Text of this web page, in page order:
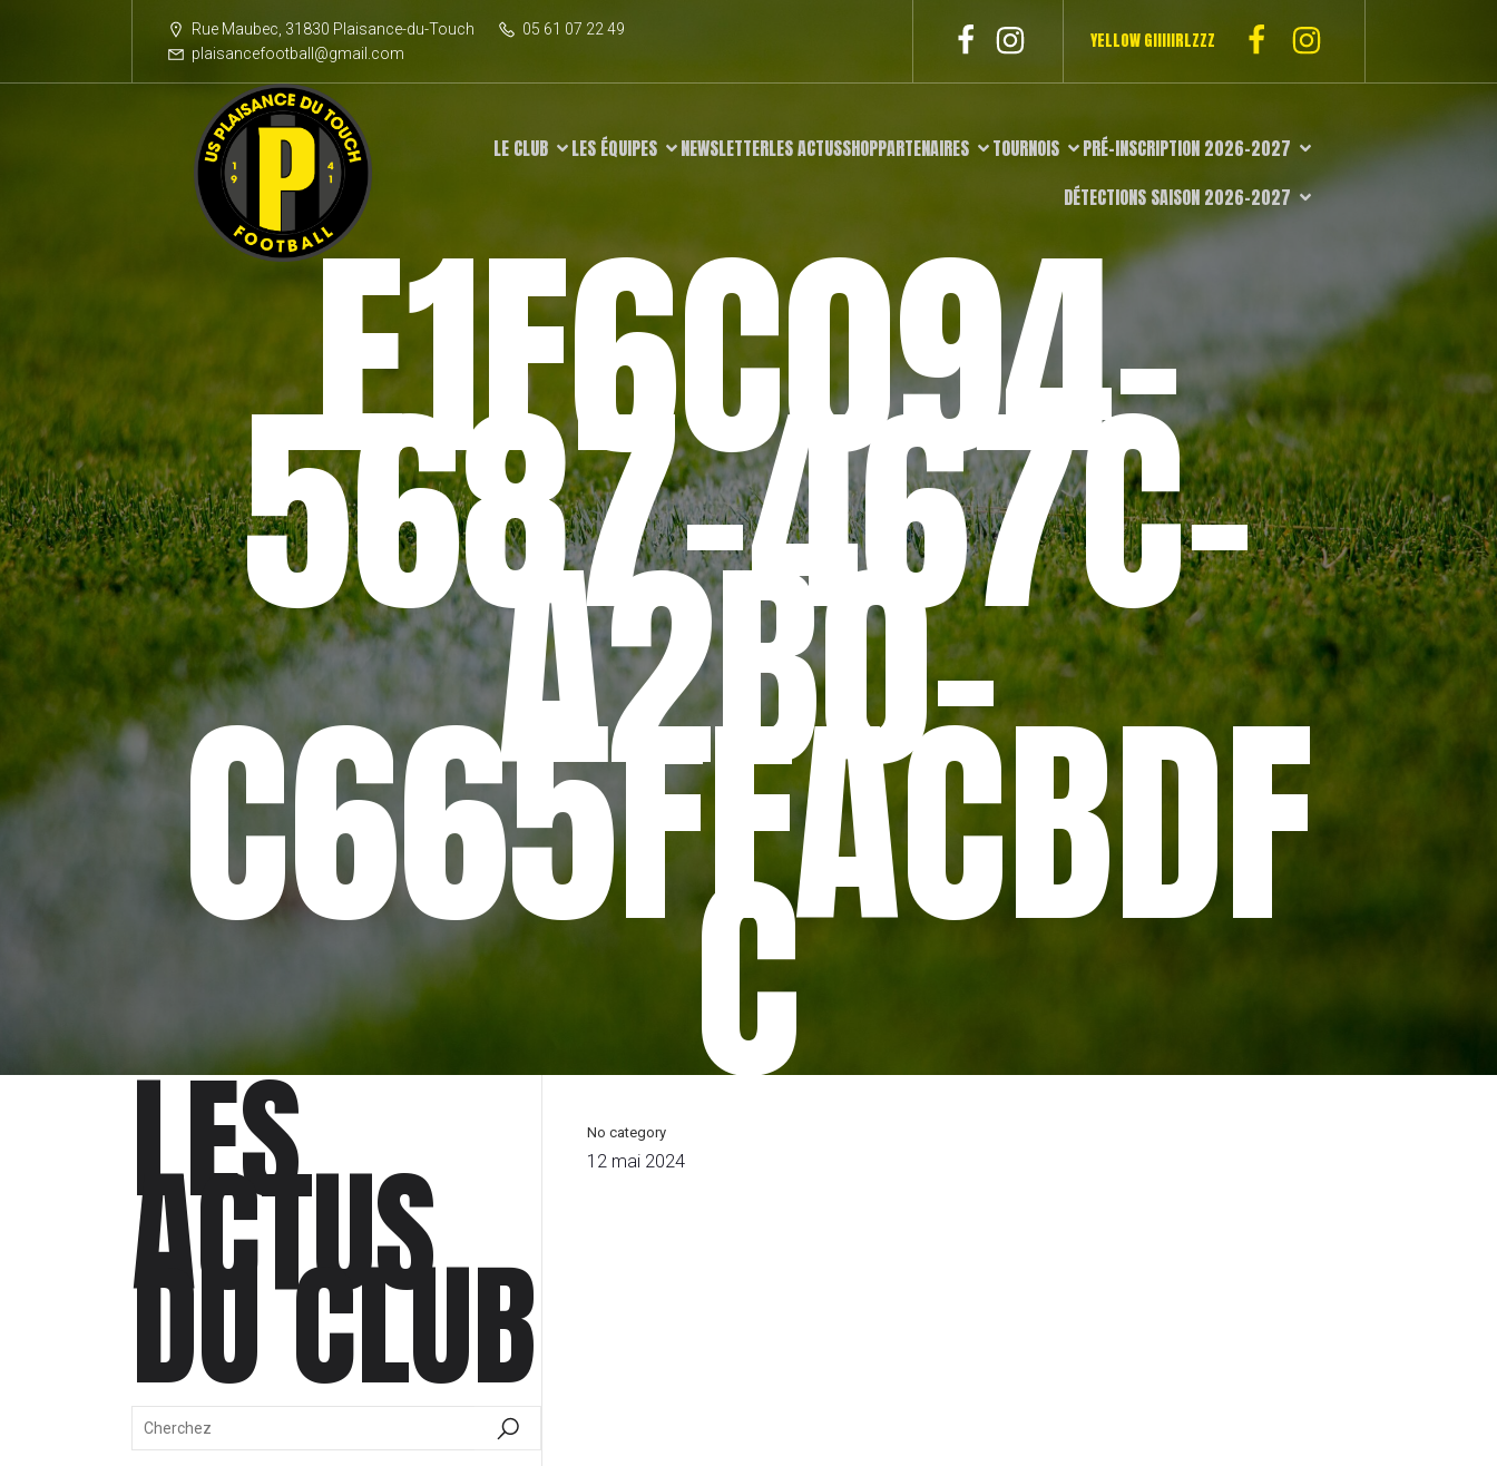
Rue Maubec, 31830 Plaisance-du-Touch
05 61 07 22 49
plaisancefootball@gmail.com
YELLOW GIIIIIRLZZZ
LE CLUB LES ÉQUIPES NEWSLETTERLES ACTUSSHOPPARTENAIRES TOURNOIS
PRÉ-INSCRIPTION 2026-2027
DÉTECTIONS SAISON 2026-2027
E1F6C094-
5687-467C-
A2B0-
C665FFACBDF
C
LES
ACTUS
DU CLUB
No category
12 mai 2024